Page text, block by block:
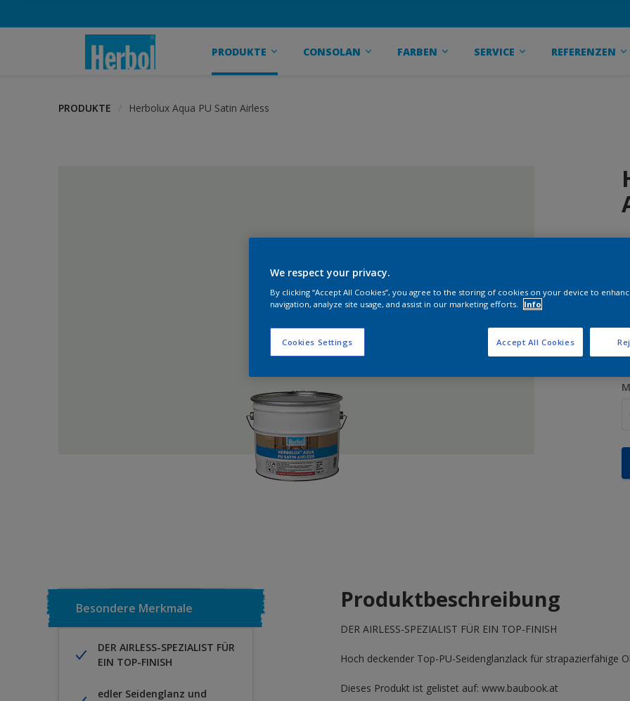
PRODUKTE CONSOLAN FARBEN SERVICE REFERENZEN
PRODUKTE Herbolux Aqua PU Satin Airless
Besondere Merkmale
DER AIRLESS-SPEZIALIST FÜR
EIN TOP-FINISH
edler Seidenglanz und
Produktbeschreibung
DER AIRLESS-SPEZIALIST FÜR EIN TOP-FINISH
Hoch deckender Top-PU-Seidenglanzlack für strapazierfähige
Dieses Produkt ist gelistet auf: www.baubook.at
We respect your privacy.
By clicking “Accept All Cookies”, you agree to the storing of cookies on your device to
navigation, analyze site usage, and assist in our marketing efforts.
Info
Cookies Settings Accept All Cookies